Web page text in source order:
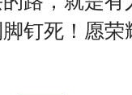
钉死！愿荣